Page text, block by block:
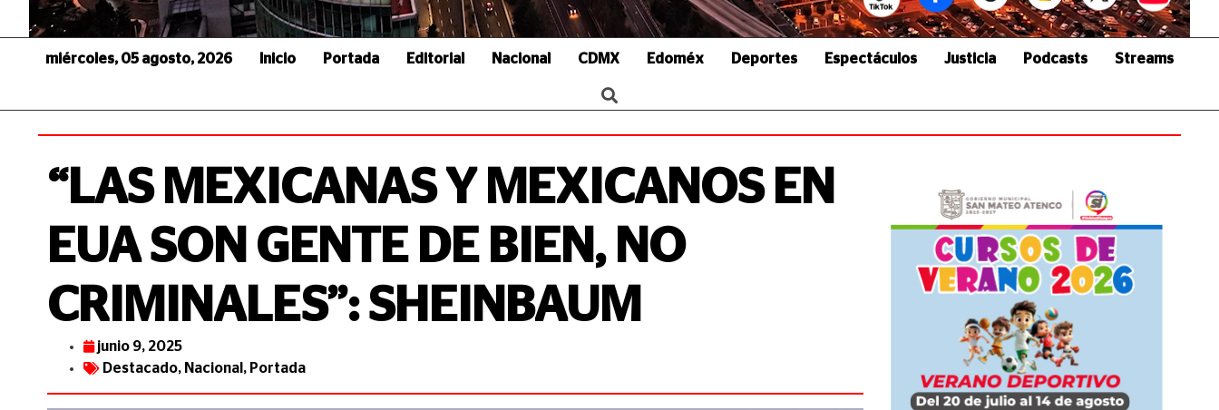
miércoles, 05 agosto, 2026 Inicio Portada Editorial Nacional CDMX Edoméx Deportes Espectáculos Justicia Podcasts Streams
“LAS MEXICANAS Y MEXICANOS EN
EUA SON GENTE DE BIEN, NO
CRIMINALES”: SHEINBAUM
junio 9, 2025
Destacado, Nacional , Portada